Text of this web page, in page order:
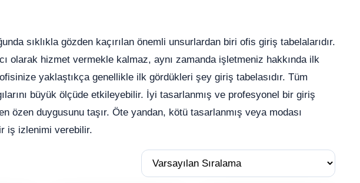
sıklıkla gözden kaçırılan önemli unsurlardan biri ofis giriş tabelalarıdır.
olarak hizmet vermekle kalmaz, aynı zamanda işletmeniz hakkında ilk
yaklaştıkça genellikle ilk gördükleri şey giriş tabelasıdır. Tüm
büyük ölçüde etkileyebilir. İyi tasarlanmış ve profesyonel bir giriş
özen duygusunu taşır. Öte yandan, kötü tasarlanmış veya modası
iş izlenimi verebilir.